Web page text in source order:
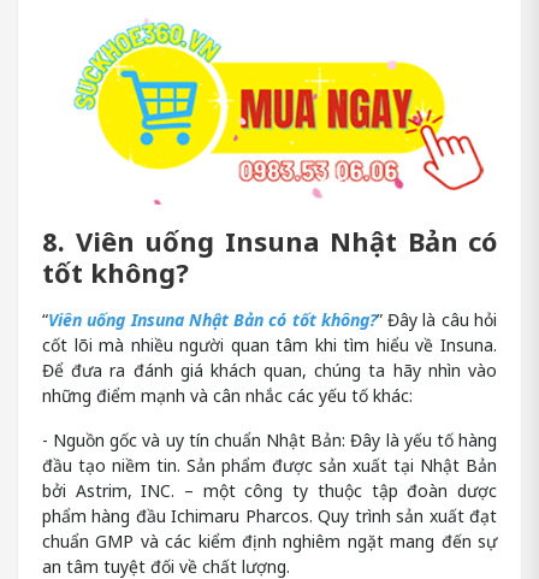
8. Viên uống Insuna Nhật Bản có
tốt không?
“Viên uống Insuna Nhật Bản có tốt không?” Đây là câu hỏi
cốt lõi mà nhiều người quan tâm khi tìm hiểu về Insuna.
Để đưa ra đánh giá khách quan, chúng ta hãy nhìn vào
những điểm mạnh và cân nhắc các yếu tố khác:
- Nguồn gốc và uy tín chuẩn Nhật Bản: Đây là yếu tố hàng
đầu tạo niềm tin. Sản phẩm được sản xuất tại Nhật Bản
bởi Astrim, INC. – một công ty thuộc tập đoàn dược
phẩm hàng đầu Ichimaru Pharcos. Quy trình sản xuất đạt
chuẩn GMP và các kiểm định nghiêm ngặt mang đến sự
an tâm tuyệt đối về chất lượng.